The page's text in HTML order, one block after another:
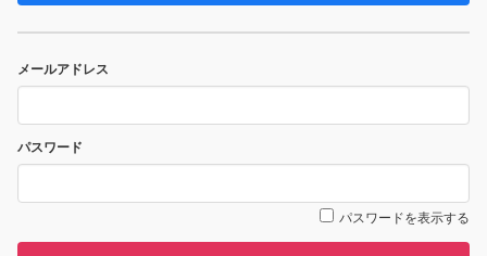
メールアドレス
パスワード
パスワードを表示する